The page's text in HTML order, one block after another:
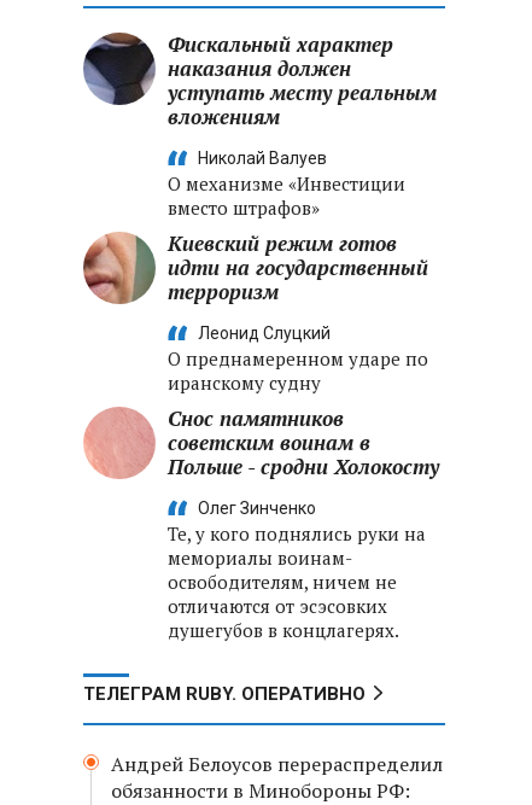
Минобороны РФ: новые
военно-строительные
подразделения будут возводить
стране
Фискальный характер
наказания должен
уступать месту реальным
вложениям
Николай Валуев
О механизме «Инвестиции
вместо штрафов»
Киевский режим готов
идти на государственный
терроризм
Леонид Слуцкий
О преднамеренном ударе по
иранскому судну
Снос памятников
советским воинам в
Польше - сродни Холокосту
Олег Зинченко
Те, у кого поднялись руки на
мемориалы воинам-
освободителям, ничем не
отличаются от эсэсовких
душегубов в концлагерях.
ТЕЛЕГРАМ RUBY. ОПЕРАТИВНО
Андрей Белоусов перераспределил
обязанности в Минобороны РФ: